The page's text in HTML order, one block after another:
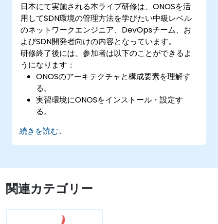
日本にて実施される本ライブ研修は、ONOSを活
用してSDN環境の管理方法を学びたい中級レベル
のネットワークエンジニア、DevOpsチーム、お
よびSDN開発者向けの内容となっています。
研修終了後には、参加者は以下のことができるよ
うになります：
ONOSのアーキテクチャと構成要素を理解す
る。
実習環境にONOSをインストール・設定す
る。
る。
ONOSを用いてSDNネットワークの展開、管
続きを読む...
関連カテゴリー